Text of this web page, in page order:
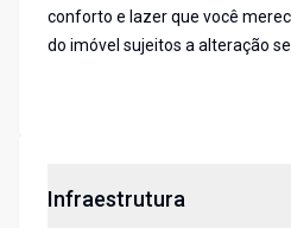
conforto e lazer que você
do imóvel sujeitos a alteração
Infraestrutura